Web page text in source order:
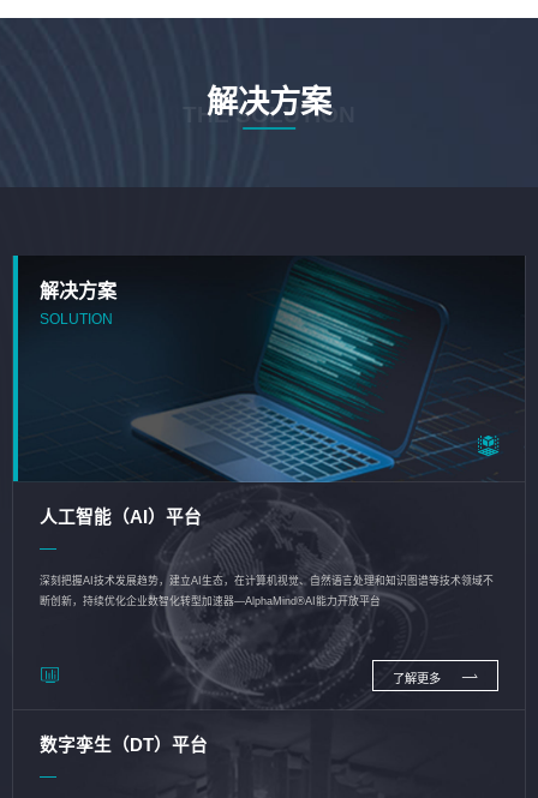
解决方案
THE SOLUTION
解决方案
SOLUTION
人工智能（AI）平台
深刻把握AI技术发展趋势，建立AI生态，在计算机视觉、自然语言处理和知识图谱等技术领域不
断创新，持续优化企业数智化转型加速器—AlphaMind®AI能力开放平台
了解更多
数字孪生（DT）平台